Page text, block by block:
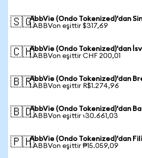
🇸🇬AbbVie (Ondo Tokenized)'dan
1 ABBVon eşittir $317,69
🇨🇭AbbVie (Ondo Tokenized)'dan
1 ABBVon eşittir CHF 200,01
🇧🇷AbbVie (Ondo Tokenized)'dan
1 ABBVon eşittir R$1.274,96
🇧🇩AbbVie (Ondo Tokenized)'dan
1 ABBVon eşittir ৳30.661,03
🇵🇭AbbVie (Ondo Tokenized)'dan
1 ABBVon eşittir ₱15.059,09